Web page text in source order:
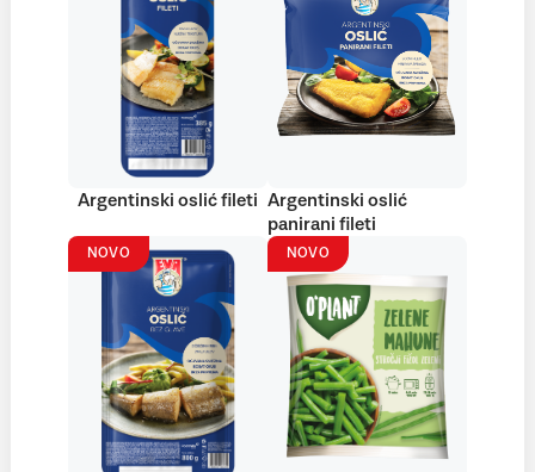
Argentinski oslić fileti Argentinski oslić
panirani fileti
NOVO NOVO